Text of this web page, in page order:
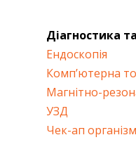
Дуже задоволена
персоналу.
Борисовича. Дуже
Діагностика
Ендоскопія
Комп’ютерна
Магнітно-
УЗД
Чек-ап